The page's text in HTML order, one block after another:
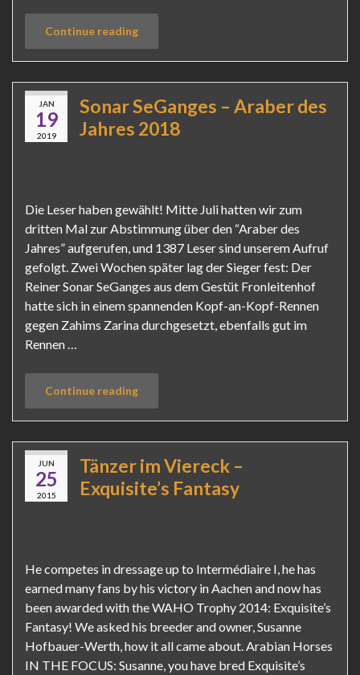
Continue reading
JAN
19
2019
Sonar SeGanges – Araber des
Jahres 2018
Die Leser haben gewählt! Mitte Juli hatten wir zum
dritten Mal zur Abstimmung über den “Araber des
Jahres” aufgerufen, und 1387 Leser sind unserem Aufruf
gefolgt. Zwei Wochen später lag der Sieger fest: Der
Reiner Sonar SeGanges aus dem Gestüt Fronleitenhof
hatte sich in einem spannenden Kopf-an-Kopf-Rennen
gegen Zahims Zarina durchgesetzt, ebenfalls gut im
Rennen …
Continue reading
JUN
25
2015
Tänzer im Viereck –
Exquisite’s Fantasy
He competes in dressage up to Intermédiaire I, he has
earned many fans by his victory in Aachen and now has
been awarded with the WAHO Trophy 2014: Exquisite’s
Fantasy! We asked his breeder and owner, Susanne
Hofbauer-Werth, how it all came about. Arabian Horses
IN THE FOCUS: Susanne, you have bred Exquisite’s